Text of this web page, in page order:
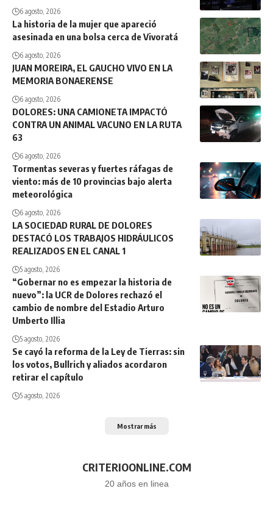
6 agosto, 2026
La historia de la mujer que apareció
asesinada en una bolsa cerca de Vivoratá
6 agosto, 2026
JUAN MOREIRA, EL GAUCHO VIVO EN LA
MEMORIA BONAERENSE
6 agosto, 2026
DOLORES: UNA CAMIONETA IMPACTÓ
CONTRA UN ANIMAL VACUNO EN LA RUTA
63
6 agosto, 2026
Tormentas severas y fuertes ráfagas de
viento: más de 10 provincias bajo alerta
meteorológica
6 agosto, 2026
LA SOCIEDAD RURAL DE DOLORES
DESTACÓ LOS TRABAJOS HIDRÁULICOS
REALIZADOS EN EL CANAL 1
5 agosto, 2026
“Gobernar no es empezar la historia de
nuevo”: la UCR de Dolores rechazó el
cambio de nombre del Estadio Arturo
Umberto Illia
5 agosto, 2026
Se cayó la reforma de la Ley de Tierras: sin
los votos, Bullrich y aliados acordaron
retirar el capítulo
5 agosto, 2026
Mostrar más
CRITERIOONLINE.COM
20 años en linea